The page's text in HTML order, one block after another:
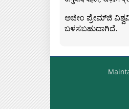
ಅಜೀಂ ಪ್ರೇಮ್‍ಜಿ
ಬಳಸಬಹುದಾಗಿದೆ.